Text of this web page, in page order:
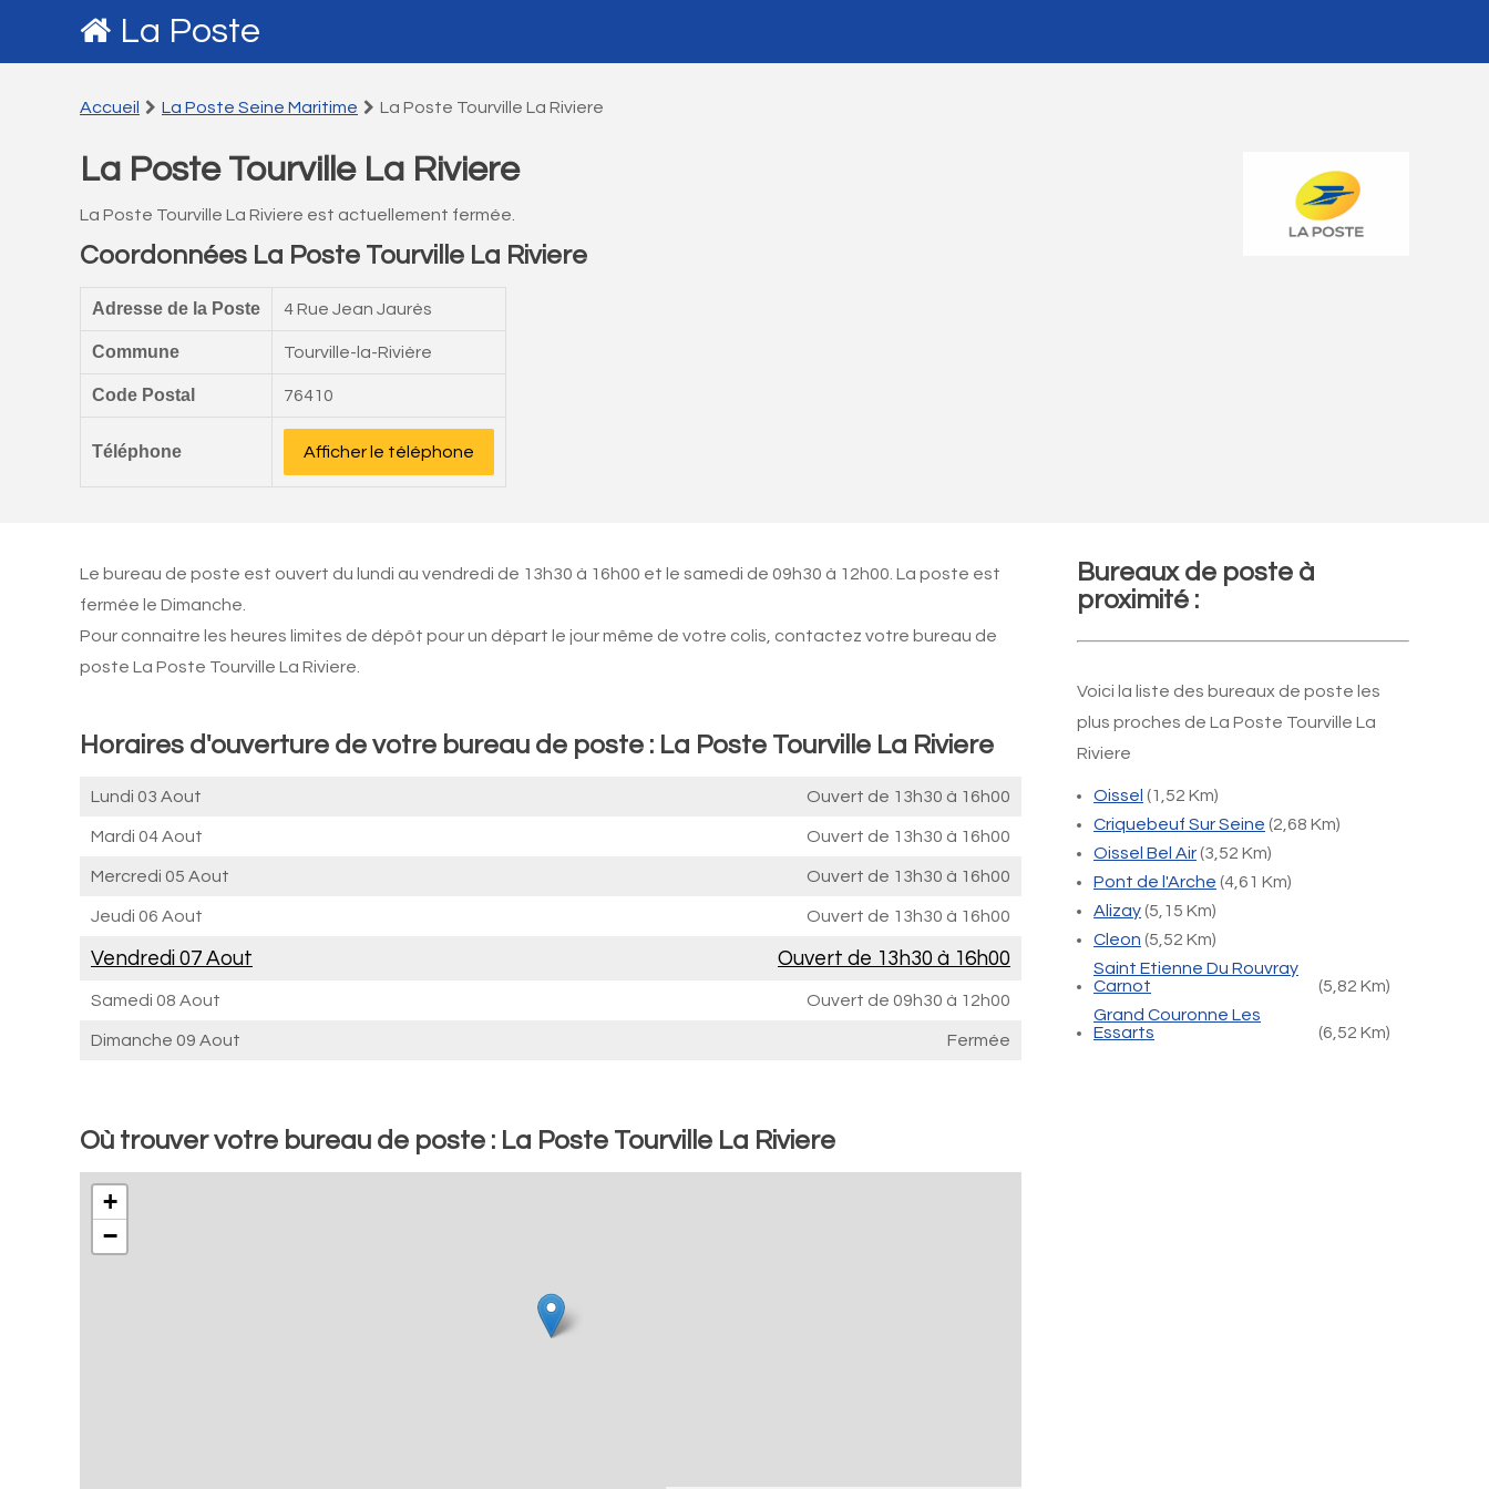
La Poste
Accueil La Poste Seine Maritime La Poste Tourville La Riviere
La Poste Tourville La Riviere
La Poste Tourville La Riviere est actuellement fermée.
Coordonnées La Poste Tourville La Riviere
Adresse de la Poste 4 Rue Jean Jaurès
Commune Tourville-la-Rivière
Code Postal 76410
Téléphone Afficher le téléphone
Le bureau de poste est ouvert du lundi au vendredi de 13h30 à 16h00 et le samedi de 09h30 à 12h00. La poste est
fermée le Dimanche.
Pour connaitre les heures limites de dépôt pour un départ le jour même de votre colis, contactez votre bureau de
poste La Poste Tourville La Riviere.
Horaires d'ouverture de votre bureau de poste : La Poste Tourville La Riviere
Lundi 03 Aout Ouvert de 13h30 à 16h00
Mardi 04 Aout Ouvert de 13h30 à 16h00
Mercredi 05 Aout Ouvert de 13h30 à 16h00
Jeudi 06 Aout Ouvert de 13h30 à 16h00
Vendredi 07 Aout Ouvert de 13h30 à 16h00
Samedi 08 Aout Ouvert de 09h30 à 12h00
Dimanche 09 Aout Fermée
Où trouver votre bureau de poste : La Poste Tourville La Riviere
+
−
Bureaux de poste à
proximité :
Voici la liste des bureaux de poste les
plus proches de La Poste Tourville La
Riviere
Oissel (1,52 Km)
Criquebeuf Sur Seine (2,68 Km)
Oissel Bel Air(3,52 Km)
Pont de l'Arche (4,61 Km)
Alizay(5,15 Km)
Cleon (5,52 Km)
Saint Etienne Du Rouvray
Carnot
(5,82 Km)
Grand Couronne Les
Essarts
(6,52 Km)